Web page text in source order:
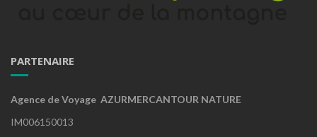
PARTENAIRE
Agence de Voyage AZURMERCANTOUR NATURE
IM006150013